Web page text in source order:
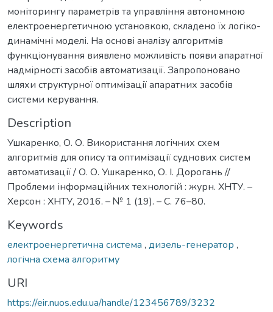
моніторингу параметрів та управління автономною
електроенергетичною установкою, складено їх логіко-
динамічні моделі. На основі аналізу алгоритмів
функціонування виявлено можливість появи апаратної
надмірності засобів автоматизації. Запропоновано
шляхи структурної оптимізації апаратних засобів
системи керування.
Description
Ушкаренко, О. О. Використання логічних схем
алгоритмів для опису та оптимізації суднових систем
автоматизації / О. О. Ушкаренко, О. І. Дорогань //
Проблеми інформаційних технологій : журн. ХНТУ. –
Херсон : ХНТУ, 2016. – № 1 (19). – С. 76–80.
Keywords
електроенергетична система , дизель-генератор ,
логічна схема алгоритму
URI
https://eir.nuos.edu.ua/handle/123456789/3232